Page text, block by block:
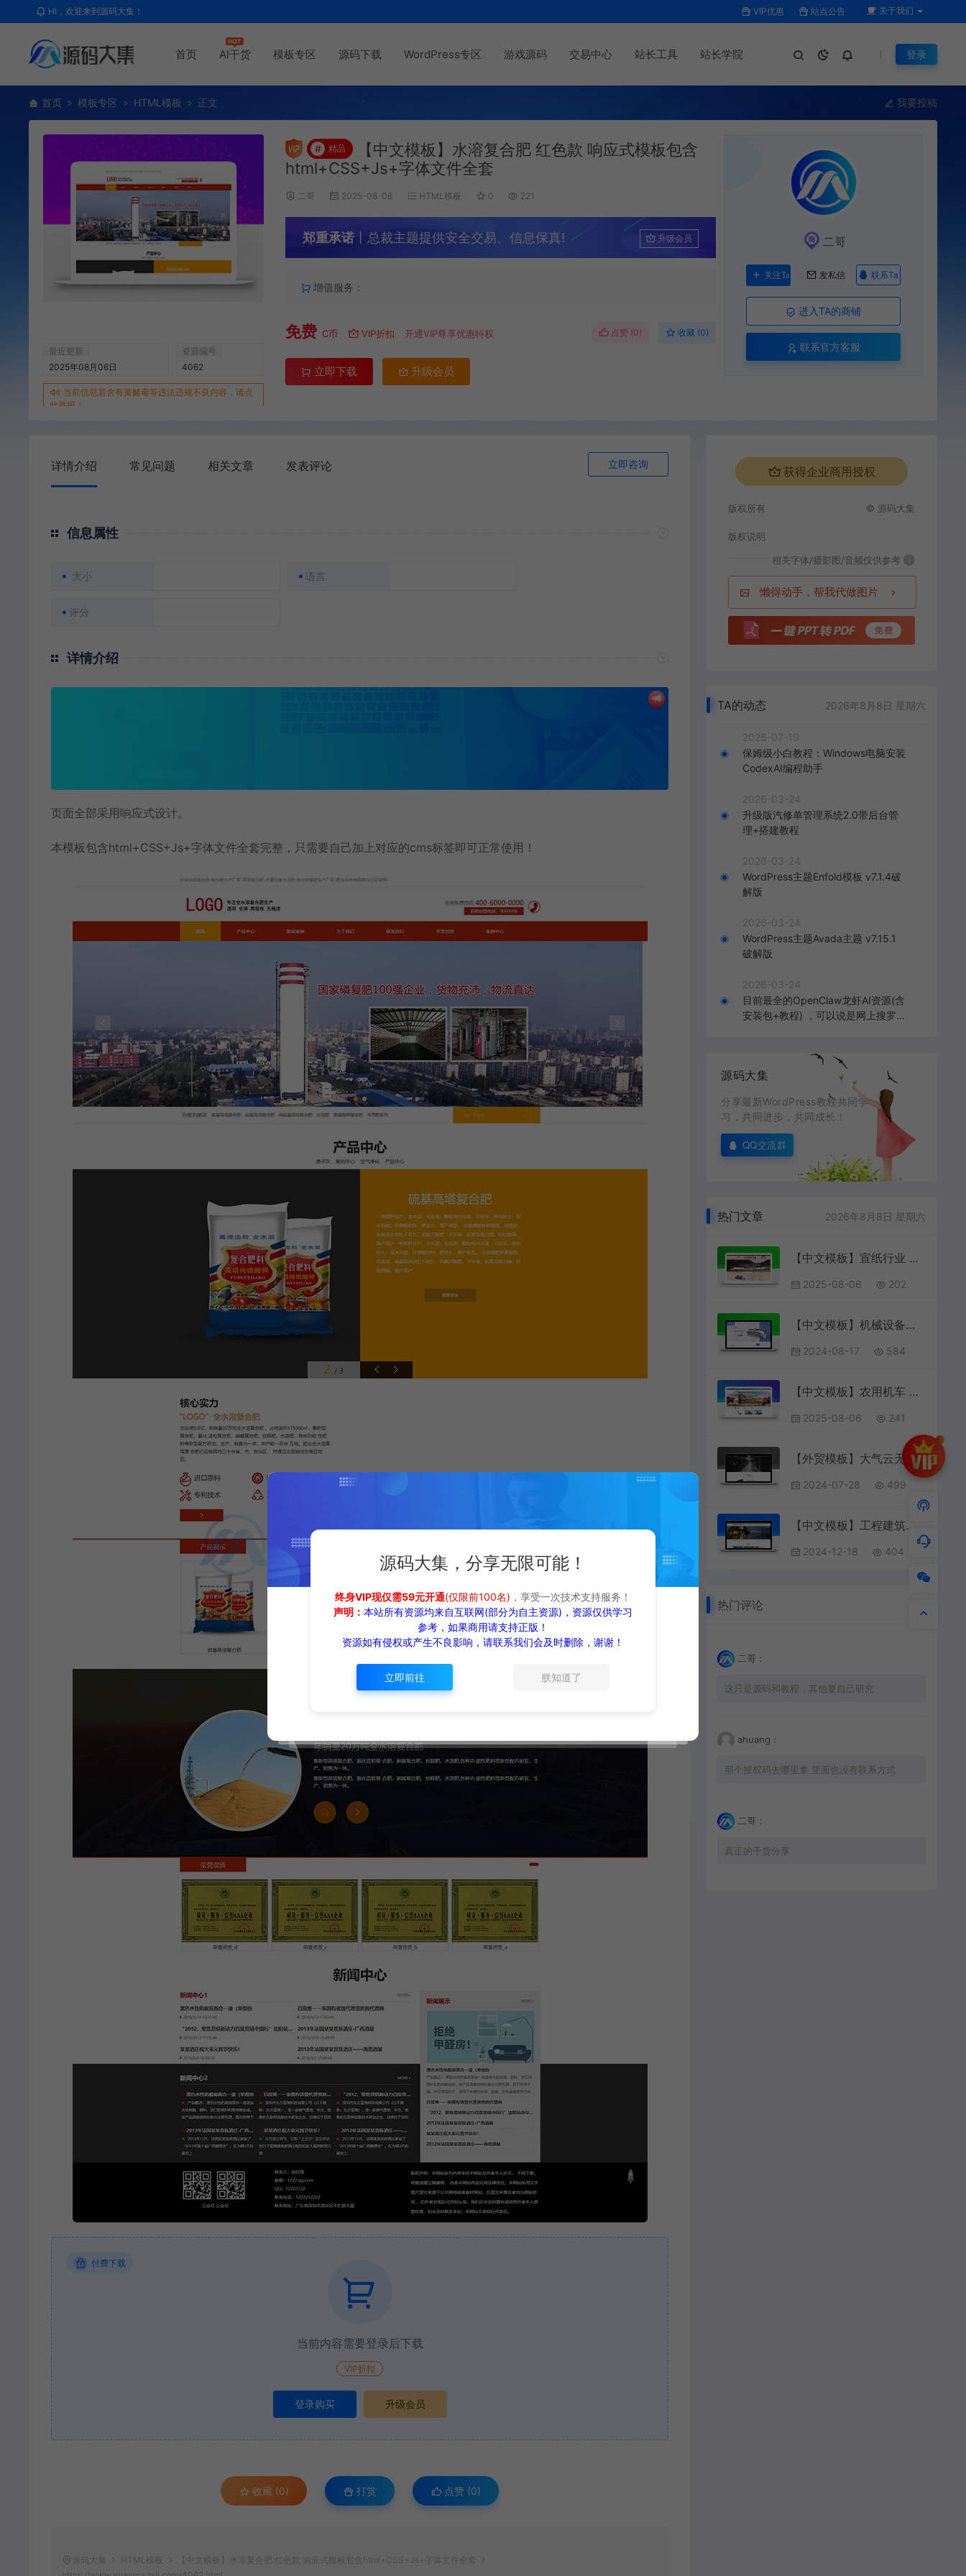
HI，欢迎来到源码大集！ VIP优惠 站点公告 关于我们
首页 AI干货 模板专区 源码下载 WordPress专区 游戏源码 交易中心 站长工具 站长学院 登录
首页 模板专区 HTML模板 正文 我要投稿
最近更新
2025年08月06日
资源编号
4062
当前信息若含有黄赌毒等违法违规不良内容，请点
此举报！
# 精品
【中文模板】水溶复合肥 红色款 响应式模板包含
html+CSS+Js+字体文件全套
二哥 2025-08-06 HTML模板 0 221
郑重承诺 丨总裁主题提供安全交易、信息保真! 升级会员
增值服务：
免费 C币 VIP折扣 开通VIP尊享优惠特权 点赞 (0) 收藏 (0)
立即下载 升级会员
二哥
关注Ta 发私信 联系Ta
进入TA的商铺
联系官方客服
详情介绍 常见问题 相关文章 发表评论 立即咨询
信息属性
大小 语言
评分
详情介绍
页面全部采用响应式设计。
本模板包含html+CSS+Js+字体文件全套完整，只需要自己加上对应的cms标签即可正常使用！
付费下载
当前内容需要登录后下载
VIP折扣
登录购买 升级会员
收藏 (0) 打赏 点赞 (0)
源码大集 HTML模板
【中文模板】水溶复合肥 红色款 响应式模板包含html+CSS+Js+字体文件全套
获得企业商用授权
版权所有 © 源码大集
版权说明
相关字体/摄影图/音频仅供参考 i
懒得动手，帮我代做图片
TA的动态 2026年8月8日 星期六
2026-07-19
保姆级小白教程：Windows电脑安装
CodexAI编程助手
2026-03-24
升级版汽修单管理系统2.0带后台管
理+搭建教程
2026-03-24
WordPress主题Enfold模板 v7.1.4破
解版
2026-03-24
WordPress主题Avada主题 v7.15.1
破解版
2026-03-24
目前最全的OpenClaw龙虾AI资源(含
安装包+教程) ，可以说是网上搜罗的
源码大集
分享最新WordPress教程共同学
习，共同进步，共同成长！
QQ交流群
热门文章 2026年8月8日 星期六
【中文模板】宣纸行业 经典款 响应式模板包含html+CSS+Js+字体文件全套
2025-08-06 202
【中文模板】机械设备（钣金箱柜生产厂家） 蓝色款 响应式模板
2024-08-17 584
【中文模板】农用机车 灰绿款 响应式模板包含html+CSS+Js+字体文件全套
2025-08-06 241
【外贸模板】大气云无限虚拟主机托管服务企业web网站模板 浅蓝款 响应式模板
2024-07-28 499
【中文模板】工程建筑基建网站 湛蓝款 电脑端+移动端模板
2024-12-18 404
热门评论
二哥：
这只是源码和教程，其他要自己研究
ahuang：
那个授权码去哪里拿 里面也没有联系方式
二哥：
真正的干货分享
源码大集，分享无限可能！
终身VIP现仅需59元开通(仅限前100名) ，享受一次技术支持服务！
声明： 本站所有资源均来自互联网(部分为自主资源)，资源仅供学习
参考，如果商用请支持正版！
资源如有侵权或产生不良影响，请联系我们会及时删除，谢谢！
立即前往 朕知道了